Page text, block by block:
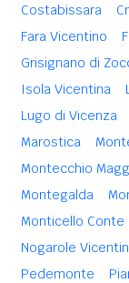
Costabissara
Fara Vicentino
Grisignano di
Isola Vicentina
Lugo di Vicenza
Marostica
Montecchio
Montegalda
Monticello Conte
Nogarole
Pedemonte